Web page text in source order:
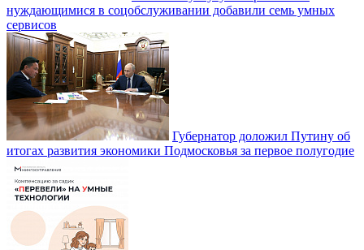
нуждающимися в соцобслуживании добавили семь умных
сервисов
Губернатор доложил Путину об
итогах развития экономики Подмосковья за первое полугодие